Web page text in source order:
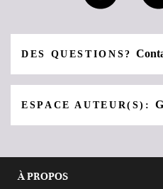
DES QUESTIONS?
ESPACE AUTEUR(S):
À PROPOS